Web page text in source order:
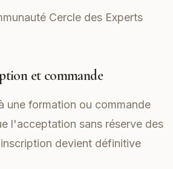
Cercle des Experts
et commande
une formation ou commande
l'acceptation sans réserve des
devient définitive